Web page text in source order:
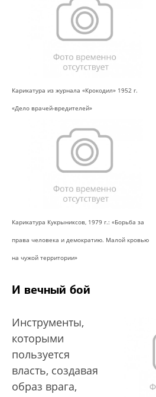
Карикатура из журнала «Крокодил» 1952 г.
«Дело врачей-вредителей»
Карикатура Кукрыниксов, 1979 г.: «Борьба за
права человека и демократию. Малой кровью
на чужой территории»
И вечный бой
Инструменты,
которыми
пользуется
власть, создавая
образ врага,